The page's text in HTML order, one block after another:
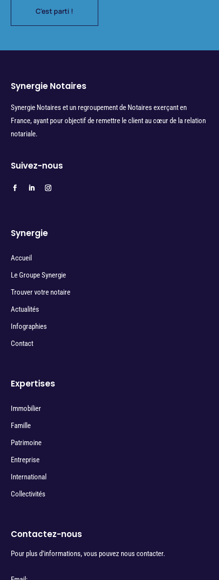
C'est parti !
Synergie Notaires
Synergie Notaires et un regroupement de Notaires exerçant en
France, ayant pour objectif de remettre le client au cœur de la relation
notariale.
Suivez-nous
Synergie
Accueil
Le Groupe Synergie
Trouver votre notaire
Actualités
Infographies
Contact
Expertises
Immobilier
Famille
Patrimoine
Entreprise
International
Collectivités
Contactez-nous
Pour plus d’informations, vous pouvez nous contacter.